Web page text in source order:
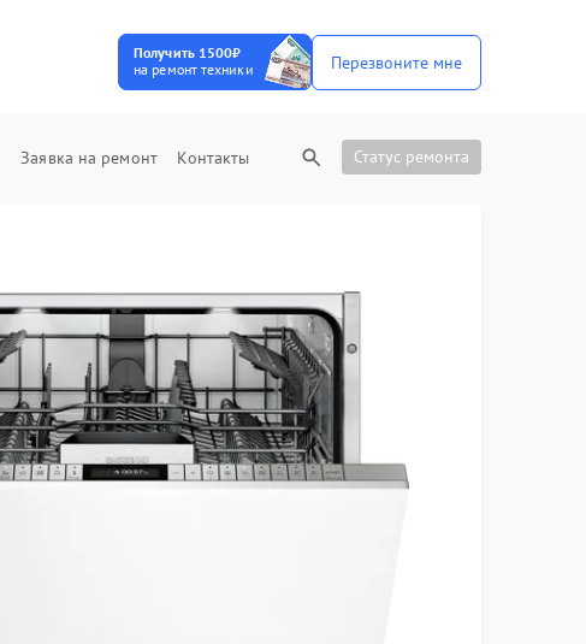
Получить 1500₽
на ремонт техники
Перезвоните мне
Заявка на ремонт Контакты Статус ремонта